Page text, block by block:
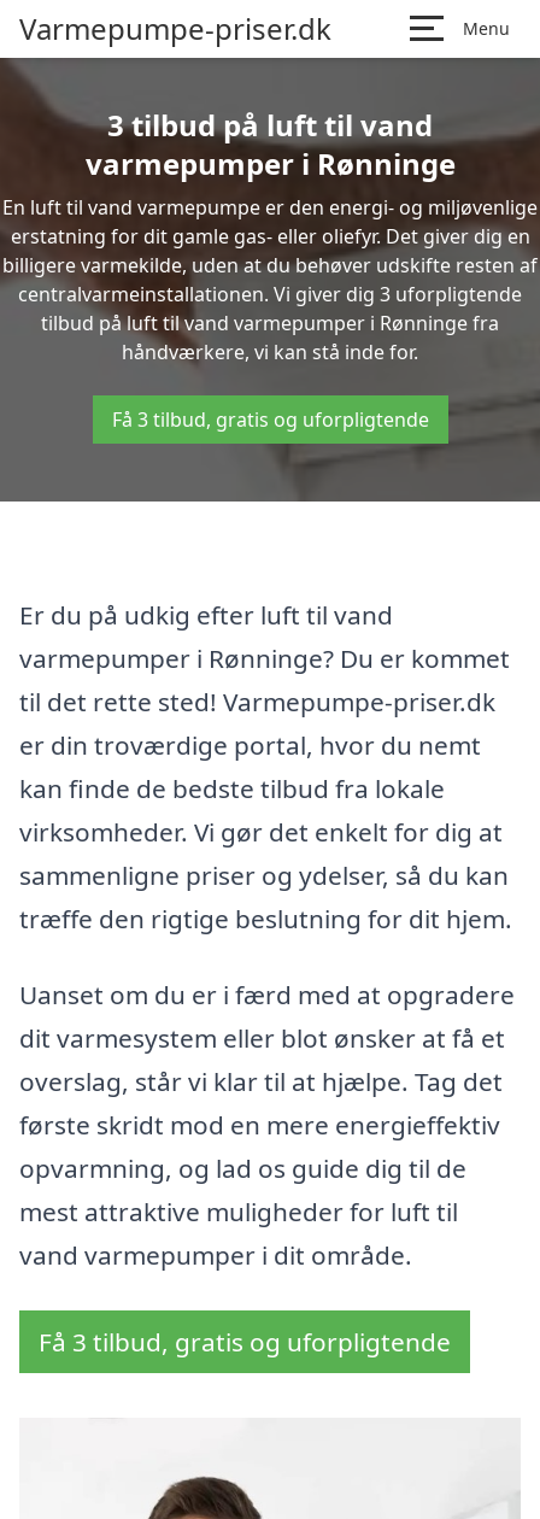
Varmepumpe-priser.dk Menu
3 tilbud på luft til vand
varmepumper i Rønninge
En luft til vand varmepumpe er den energi- og miljøvenlige
erstatning for dit gamle gas- eller oliefyr. Det giver dig en
billigere varmekilde, uden at du behøver udskifte resten af
centralvarmeinstallationen. Vi giver dig 3 uforpligtende
tilbud på luft til vand varmepumper i Rønninge fra
håndværkere, vi kan stå inde for.
Få 3 tilbud, gratis og uforpligtende
Er du på udkig efter luft til vand
varmepumper i Rønninge? Du er kommet
til det rette sted! Varmepumpe-priser.dk
er din troværdige portal, hvor du nemt
kan finde de bedste tilbud fra lokale
virksomheder. Vi gør det enkelt for dig at
sammenligne priser og ydelser, så du kan
træffe den rigtige beslutning for dit hjem.
Uanset om du er i færd med at opgradere
dit varmesystem eller blot ønsker at få et
overslag, står vi klar til at hjælpe. Tag det
første skridt mod en mere energieffektiv
opvarmning, og lad os guide dig til de
mest attraktive muligheder for luft til
vand varmepumper i dit område.
Få 3 tilbud, gratis og uforpligtende